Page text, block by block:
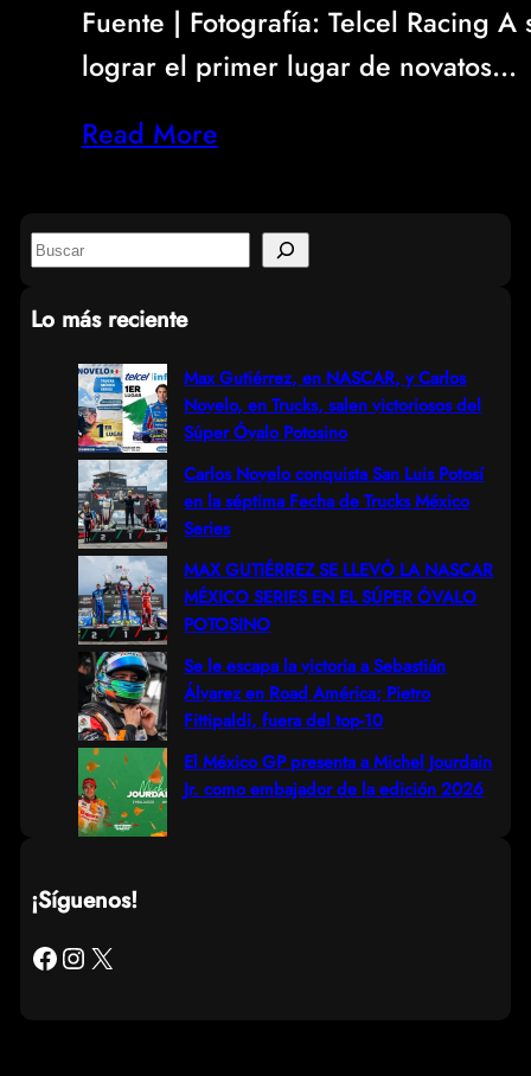
Fuente | Fotografí­a: Telcel Racing
lograr el primer lugar de novatos…
Read More
S
a
Lo más reciente
Max Gutiérrez, en NASCAR, y Carlos
Novelo, en Trucks, salen victoriosos del
Súper Óvalo Potosino
Carlos Novelo conquista San Luis Potosí
en la séptima Fecha de Trucks México
Series
MAX GUTIÉRREZ SE LLEVÓ LA NASCAR
MÉXICO SERIES EN EL SÚPER ÓVALO
POTOSINO
Se le escapa la victoria a Sebastián
Álvarez en Road América; Pietro
Fittipaldi, fuera del top-10
El México GP presenta a Michel Jourdain
Jr. como embajador de la edición 2026
¡Síguenos!
Facebook Instagram X